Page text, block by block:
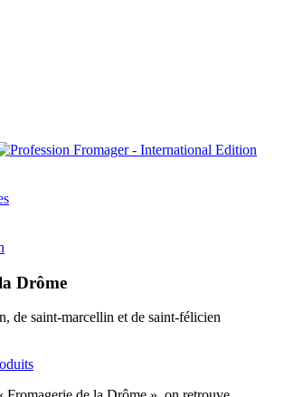
Drôme
de saint-marcellin et de saint-félicien